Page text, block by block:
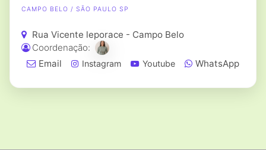
CAMPO BELO / SÃO PAULO SP
Rua Vicente leporace - Campo Belo
Coordenação:
Email
Instagram Youtube WhatsApp